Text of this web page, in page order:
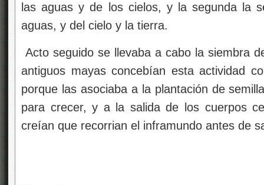
las aguas y de los cielos, y la segunda la
aguas, y del cielo y la tierra.
Acto seguido se llevaba a cabo la siembra
antiguos mayas concebían esta actividad
porque las asociaba a la plantación de
para crecer, y a la salida de los cuerpos
creían que recorrian el inframundo antes de